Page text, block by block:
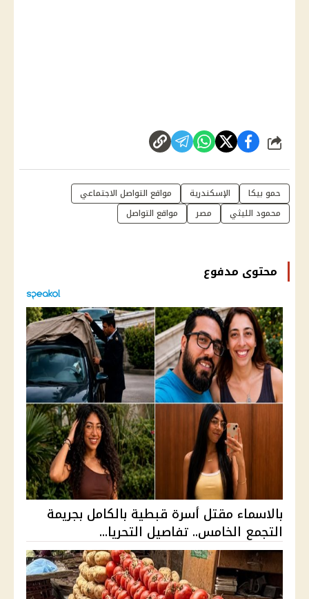
شارك
حمو بيكا الإسكندرية
مواقع التواصل الاجتماعي
محمود الليثي
مصر مواقع التواصل
محتوى مدفوع
بالاسماء مقتل أسرة قبطية بالكامل بجريمة
التجمع الخامس.. تفاصيل التحريا...